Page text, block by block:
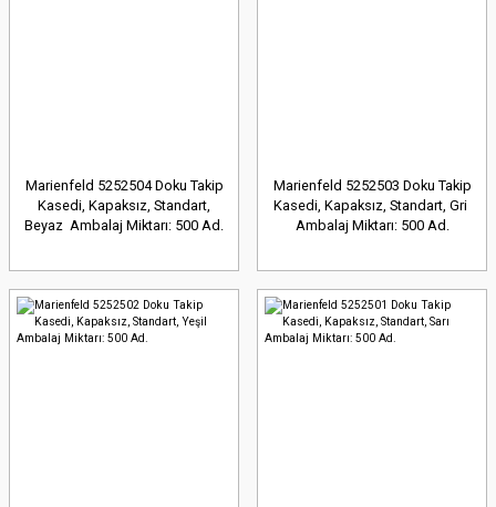
Marienfeld 5252504 Doku Takip
Kasedi, Kapaksız, Standart,
Beyaz Ambalaj Miktarı: 500 Ad.
Marienfeld 5252503 Doku Takip
Kasedi, Kapaksız, Standart, Gri
Ambalaj Miktarı: 500 Ad.